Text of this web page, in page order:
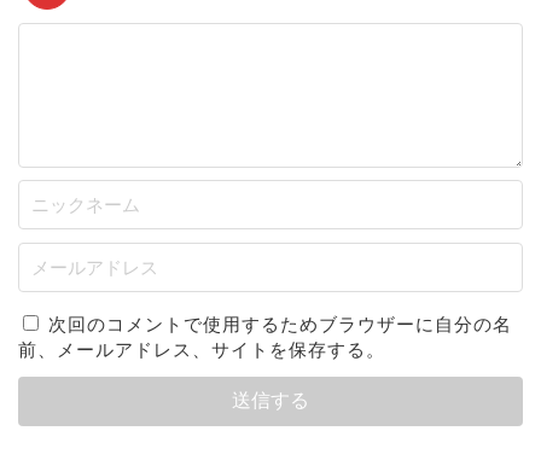
次回のコメントで使用するためブラウザーに自分の名
前、メールアドレス、サイトを保存する。